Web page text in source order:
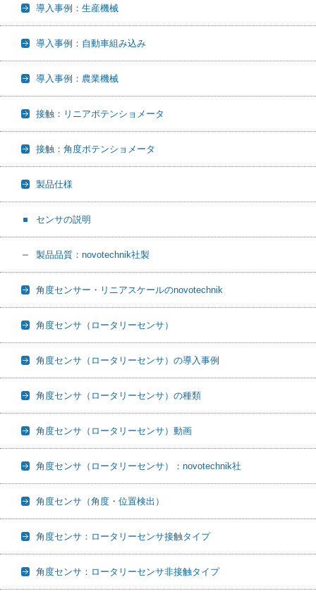
導入事例：生産機械
導入事例：自動車組み込み
導入事例：農業機械
接触：リニアポテンショメータ
接触：角度ポテンショメータ
製品仕様
センサの説明
製品品質：novotechnik社製
角度センサー・リニアスケールのnovotechnik
角度センサ（ロータリーセンサ）
角度センサ（ロータリーセンサ）の導入事例
角度センサ（ロータリーセンサ）の種類
角度センサ（ロータリーセンサ）動画
角度センサ（ロータリーセンサ）：novotechnik社
角度センサ（角度・位置検出）
角度センサ：ロータリーセンサ接触タイプ
角度センサ：ロータリーセンサ非接触タイプ